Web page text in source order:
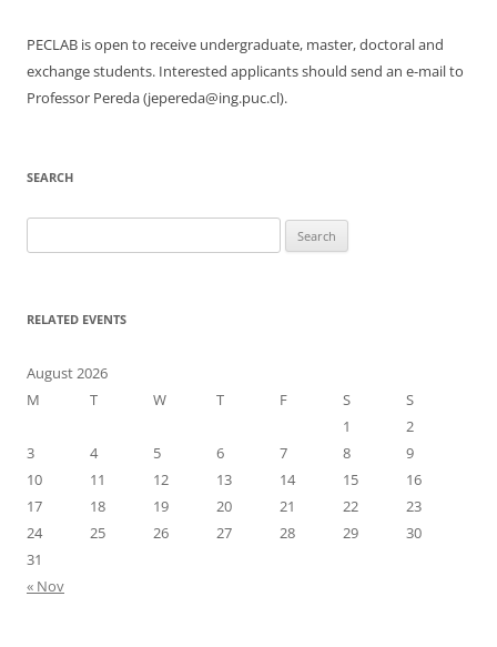
PECLAB is open to receive undergraduate, master, doctoral and
exchange students. Interested applicants should send an e-mail to
Professor Pereda (jepereda@ing.puc.cl).
SEARCH
for:
RELATED EVENTS
August 2026
M
T W T F S
S
1
2
3
4 5 6 7 8
9
10
11 12 13 14 15
16
17
18 19 20 21 22
23
24
25 26 27 28 29
30
31
« Nov